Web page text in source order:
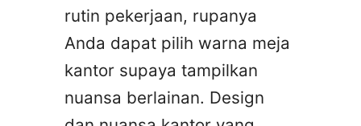
rutin pekerjaan, rupanya
Anda dapat pilih warna meja
kantor supaya tampilkan
nuansa berlainan. Design